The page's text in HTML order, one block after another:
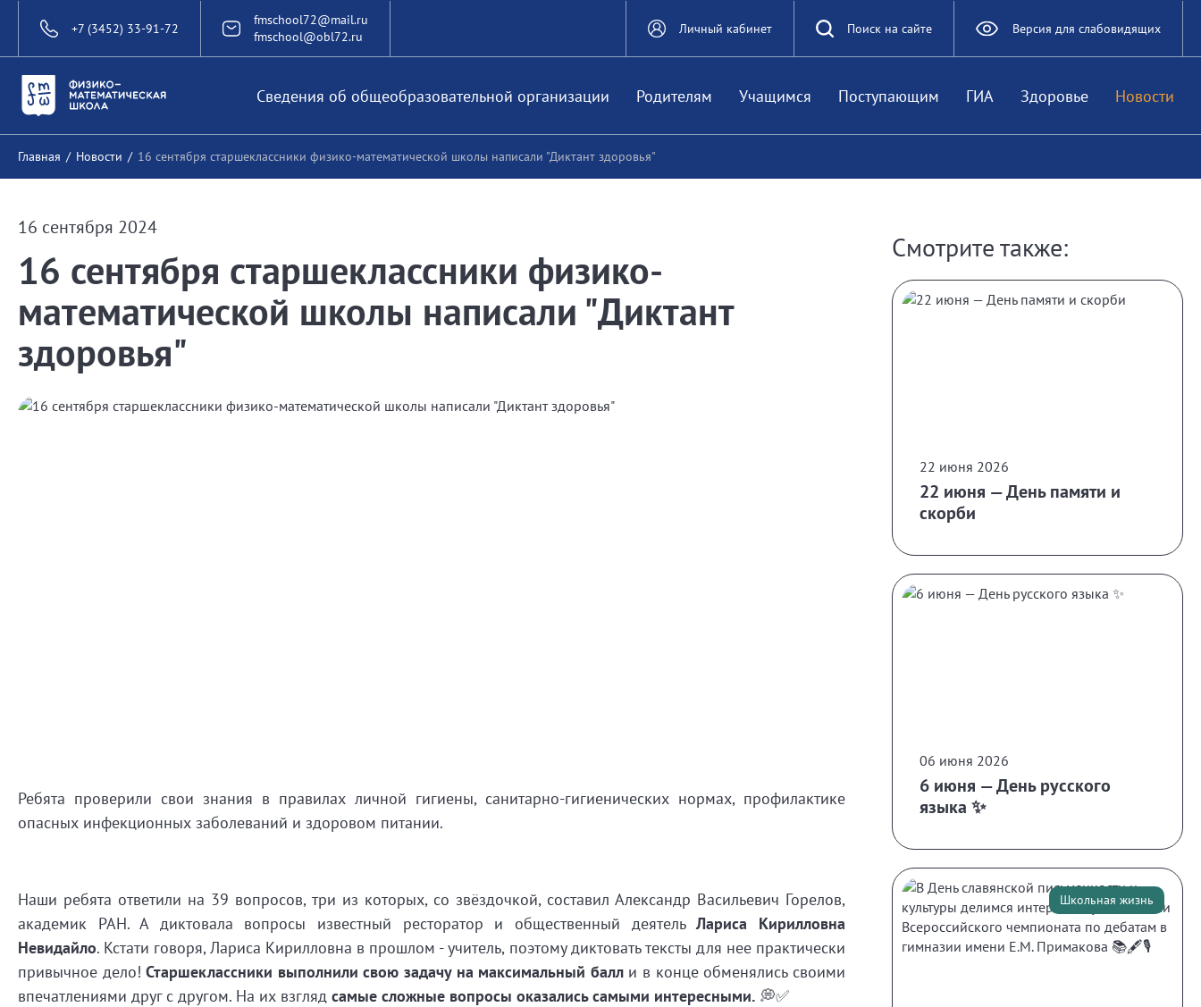
+7 (3452) 33-91-72
fmschool72@mail.ru
fmschool@obl72.ru
Личный кабинет Поиск на сайте Версия для слабовидящих
Сведения об общеобразовательной организации Родителям Учащимся Поступающим ГИА Здоровье Новости
Главная / Новости / 16 сентября старшеклассники физико-математической школы написали "Диктант здоровья"
16 сентября 2024
16 сентября старшеклассники физико-
математической школы написали "Диктант
здоровья"
Ребята проверили свои знания в правилах личной гигиены, санитарно-гигиенических нормах, профилактике
опасных инфекционных заболеваний и здоровом питании.
Наши ребята ответили на 39 вопросов, три из которых, со звёздочкой, составил Александр Васильевич Горелов,
академик РАН. А диктовала вопросы известный ресторатор и общественный деятельЛариса Кирилловна
Невидайло. Кстати говоря, Лариса Кирилловна в прошлом - учитель, поэтому диктовать тексты для нее практически
привычное дело!Старшеклассники выполнили свою задачу на максимальный балли в конце обменялись своими
впечатлениями друг с другом. На их взгляд самые сложные вопросы оказались самыми интересными. 💭✅
Смотрите также:
22 июня 2026
22 июня — День памяти и
скорби
06 июня 2026
6 июня — День русского
языка ✨
Школьная жизнь